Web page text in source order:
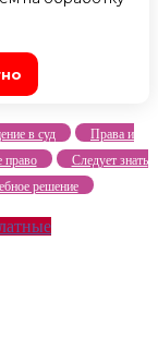
в суд
Права и
право
Следует знать
решение